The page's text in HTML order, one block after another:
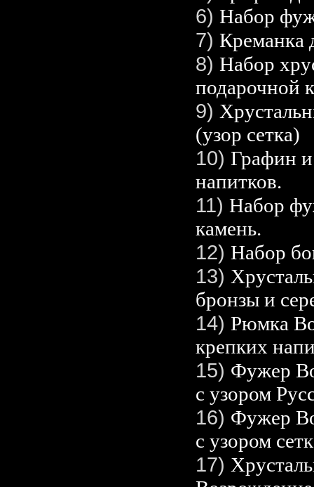
6) Набор
7) Креманка
8) Набор
подарочной
9)
(узор сетка)
10) Графин
напитков.
11) Набор
камень.
12) Набор
13)
бронзы и
14) Рюмка
крепких
15) Фужер
с узором
16) Фужер
с узором
17)